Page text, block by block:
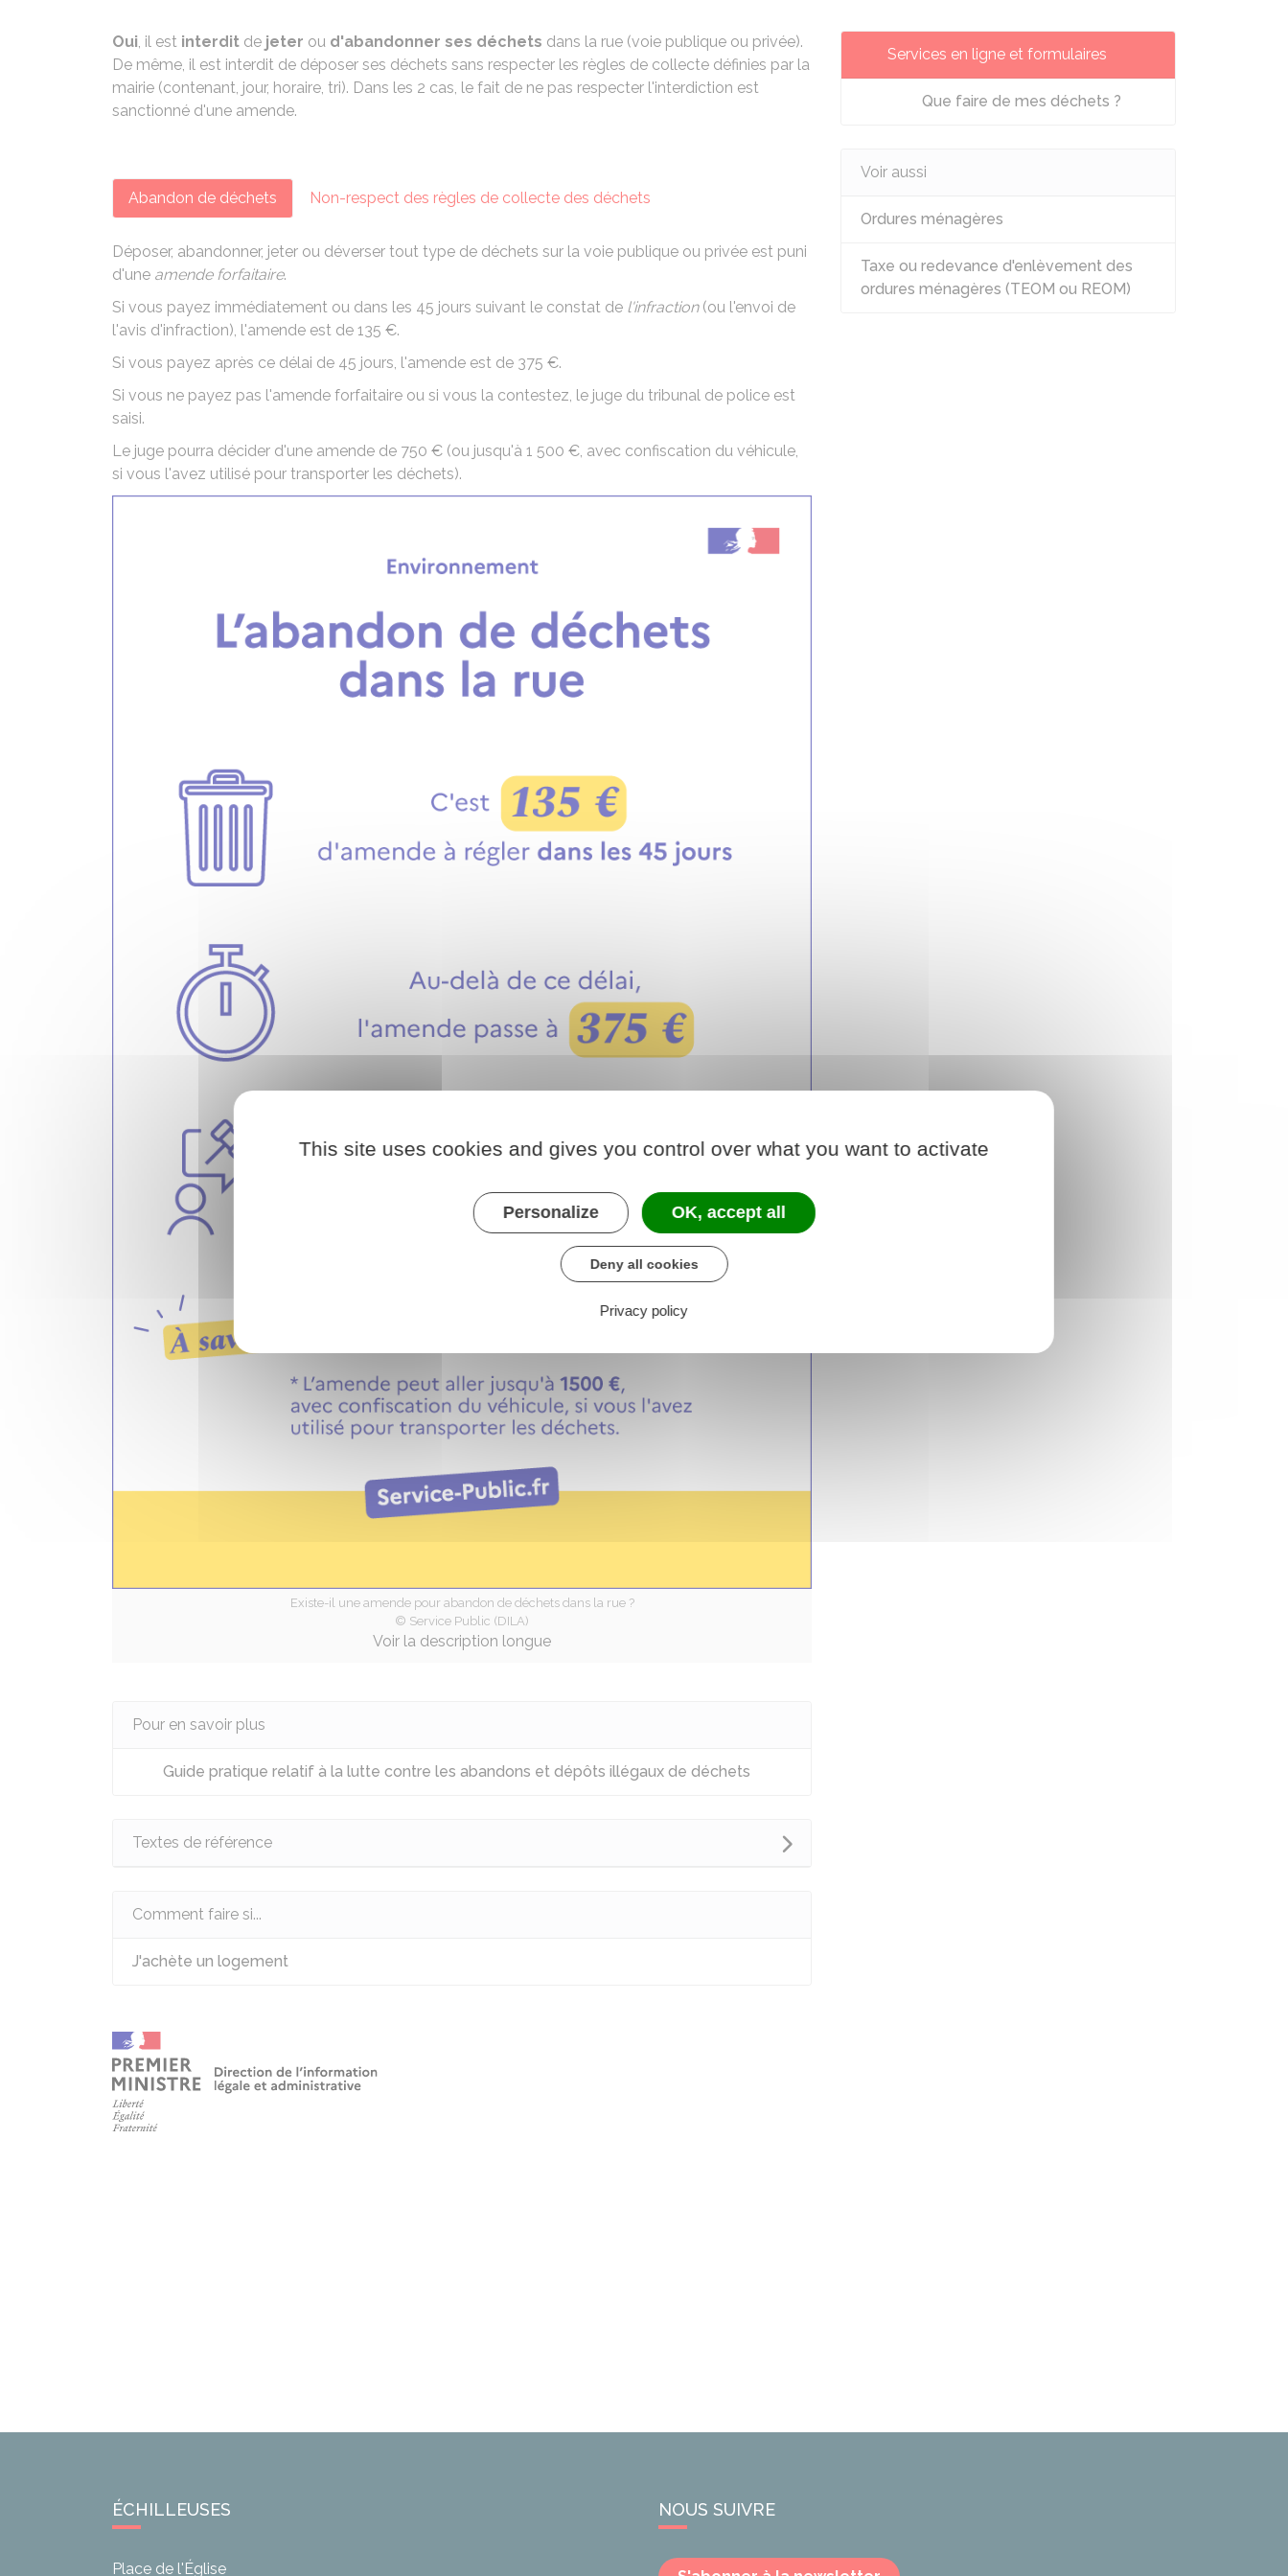
Oui, il est interdit de jeter ou d'abandonner ses déchets dans la rue (voie publique ou privée).
De même, il est interdit de déposer ses déchets sans respecter les règles de collecte définies par la
mairie (contenant, jour, horaire, tri). Dans les 2 cas, le fait de ne pas respecter l'interdiction est
sanctionné d'une amende.
Abandon de déchets Non-respect des règles de collecte des déchets
Déposer, abandonner, jeter ou déverser tout type de déchets sur la voie publique ou privée est puni
d'une amende forfaitaire.
Si vous payez immédiatement ou dans les 45 jours suivant le constat de l'infraction(ou l'envoi de
l'avis d'infraction), l'amende est de 135 €.
Si vous payez après ce délai de 45 jours, l'amende est de 375 €.
Si vous ne payez pas l'amende forfaitaire ou si vous la contestez, le juge du tribunal de police est
saisi.
Le juge pourra décider d'une amende de 750 € (ou jusqu'à 1 500 €, avec confiscation du véhicule,
si vous l'avez utilisé pour transporter les déchets).
Existe-il une amende pour abandon de déchets dans la rue ?
© Service Public (DILA)
Voir la description longue
Pour en savoir plus
Guide pratique relatif à la lutte contre les abandons et dépôts illégaux de déchets
Textes de référence
Comment faire si...
J'achète un logement
Services en ligne et formulaires
Que faire de mes déchets ?
Voir aussi
Ordures ménagères
Taxe ou redevance d'enlèvement des
ordures ménagères (TEOM ou REOM)
ÉCHILLEUSES
Place de l'Église
NOUS SUIVRE
This site uses cookies and gives you control over what you want to activate
Personalize OK, accept all
Deny all cookies
Privacy policy